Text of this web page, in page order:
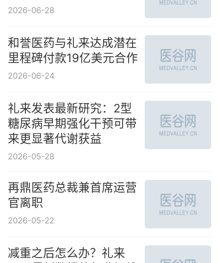
2026-06-28
和誉医药与礼来达成潜在
里程碑付款19亿美元合作
2026-06-24
礼来发表最新研究：2型
糖尿病早期强化干预可带
来更显著代谢获益
2026-05-28
再鼎医药总裁兼首席运营
官离职
2026-05-22
减重之后怎么办？礼来